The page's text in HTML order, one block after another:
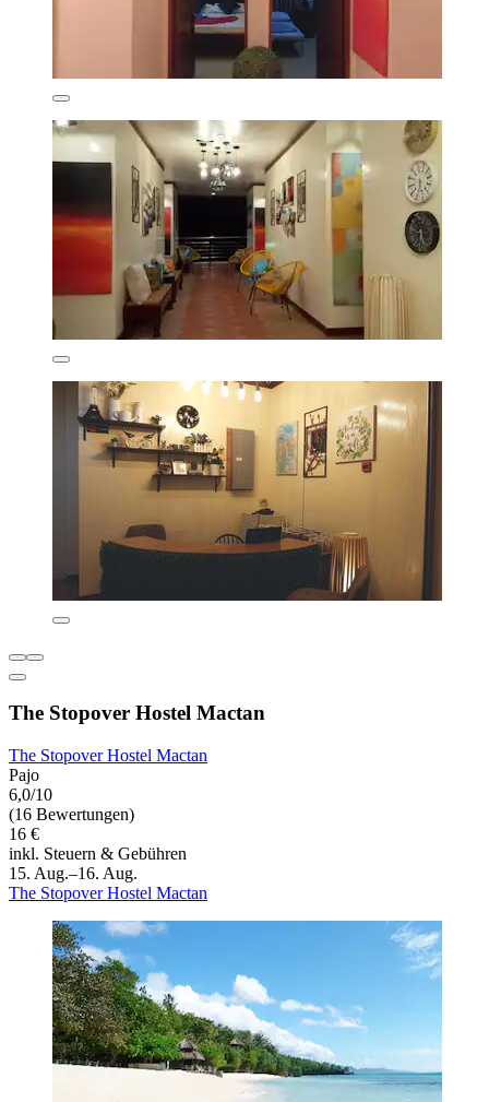
The Stopover Hostel Mactan
The Stopover Hostel Mactan
Pajo
6,0/10
(16 Bewertungen)
16 €
inkl. Steuern & Gebühren
15. Aug.–16. Aug.
The Stopover Hostel Mactan